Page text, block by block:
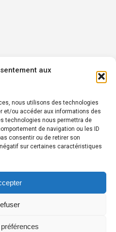
aux
nous utilisons des technologies
et/ou accéder aux informations des
technologies nous permettra de
de navigation ou les ID
consentir ou de retirer son
sur certaines caractéristiques
: